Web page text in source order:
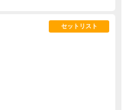
セットリスト